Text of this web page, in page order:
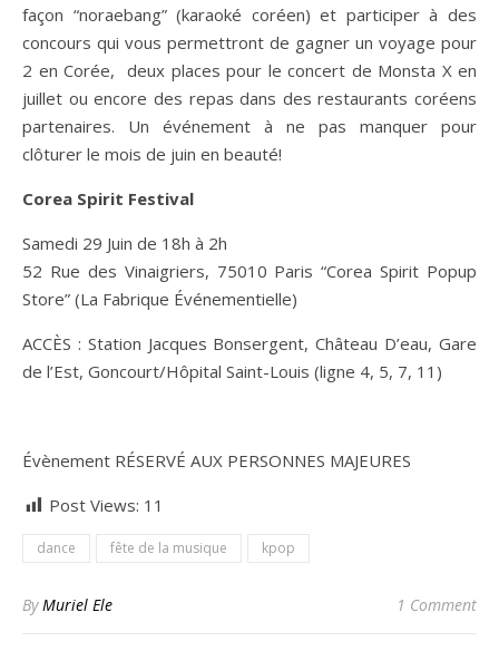
façon “noraebang” (karaoké coréen) et participer à des
concours qui vous permettront de gagner un voyage pour
2 en Corée, deux places pour le concert de Monsta X en
juillet ou encore des repas dans des restaurants coréens
partenaires. Un événement à ne pas manquer pour
clôturer le mois de juin en beauté!
Corea Spirit Festival
Samedi 29 Juin de 18h à 2h
52 Rue des Vinaigriers, 75010 Paris “Corea Spirit Popup
Store” (La Fabrique Événementielle)
ACCÈS : Station Jacques Bonsergent, Château D’eau, Gare
de l’Est, Goncourt/Hôpital Saint-Louis (ligne 4, 5, 7, 11)
Évènement RÉSERVÉ AUX PERSONNES MAJEURES
Post Views: 11
dance fête de la musique kpop
ByMuriel Ele 1 Comment